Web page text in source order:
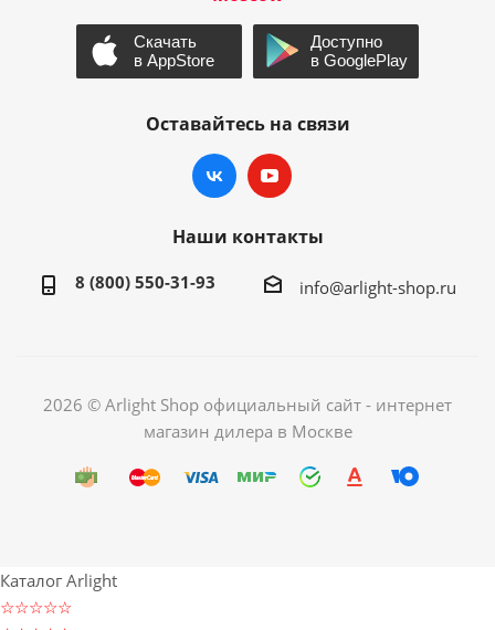
Оставайтесь на связи
Наши контакты
8 (800) 550-31-93 info@arlight-shop.ru
2026 © Arlight Shop официальный сайт - интернет
магазин дилера в Москве
Каталог Arlight
☆☆☆☆☆